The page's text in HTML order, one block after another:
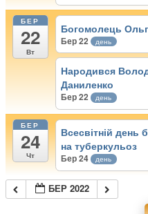
БЕР
22
Вт
Богомолець
Бер 22 день
Народився
Даниленко
Бер 22 день
БЕР
24
Чт
Всесвітній
на туберкульоз
Бер 24 день
БЕР 2022